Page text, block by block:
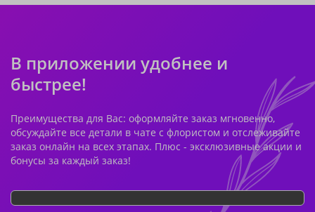
В приложении удобнее и
быстрее!
Преимущества для Вас: оформляйте заказ мгновенно,
обсуждайте все детали в чате с флористом и отслеживайте
заказ онлайн на всех этапах. Плюс - эксклюзивные акции и
бонусы за каждый заказ!